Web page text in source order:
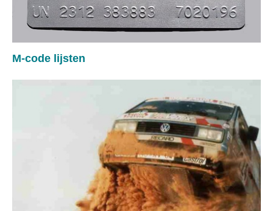
M-code lijsten